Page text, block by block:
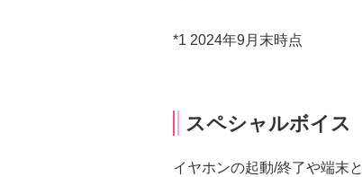
*1 2024年9⽉末時点
スペシャルボイス
イヤホンの起動/終了や端末